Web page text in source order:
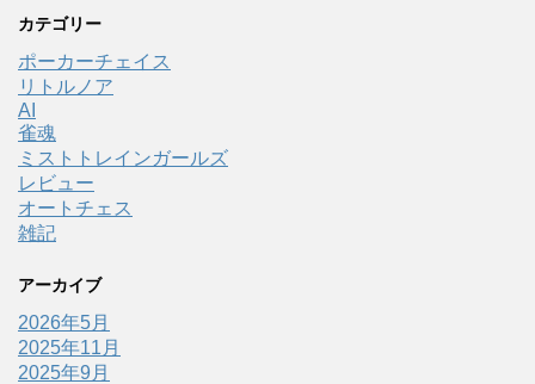
カテゴリー
ポーカーチェイス
リトルノア
AI
雀魂
ミストトレインガールズ
レビュー
オートチェス
雑記
アーカイブ
2026年5月
2025年11月
2025年9月